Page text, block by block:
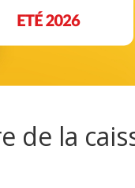
de la